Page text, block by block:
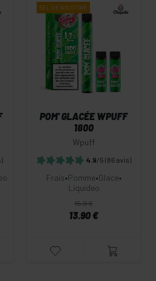
SEL DE NICOTINE
POM' GLACÉE WPUFF
1800
Wpuff
4.9/5 (86 avis)
Frais•Pomme•Glace•
Liquideo
15.9 €
13.90 €